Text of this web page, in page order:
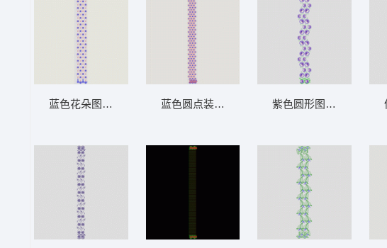
蓝色花朵图案装饰排列 窗帘蓝色圆点装饰图案 窗帘 紫色圆形图案与绿色叶